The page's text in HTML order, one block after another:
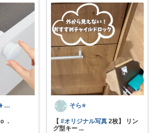
タイママ🍀1y👦のママ
．
そら⭐️
【 #オリジナル写真 2枚】 リン
グ型キー ...